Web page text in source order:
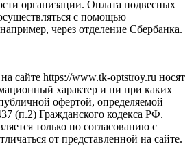
организации. Оплата подвесных
с помощью
через отделение Сбербанка.
сайте https://www.tk-optstroy.ru носят
характер и ни при каких
офертой, определяемой
(п.2) Гражданского кодекса РФ.
только по согласованию с
от представленной на сайте.